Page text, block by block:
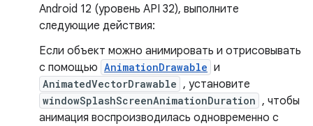
Android 12 (уровень API 32), выполните
следующие действия:
Если объект можно анимировать и отрисовывать
с помощью AnimationDrawable и
AnimatedVectorDrawable , установите
windowSplashScreenAnimationDuration , чтобы
анимация воспроизводилась одновременно с